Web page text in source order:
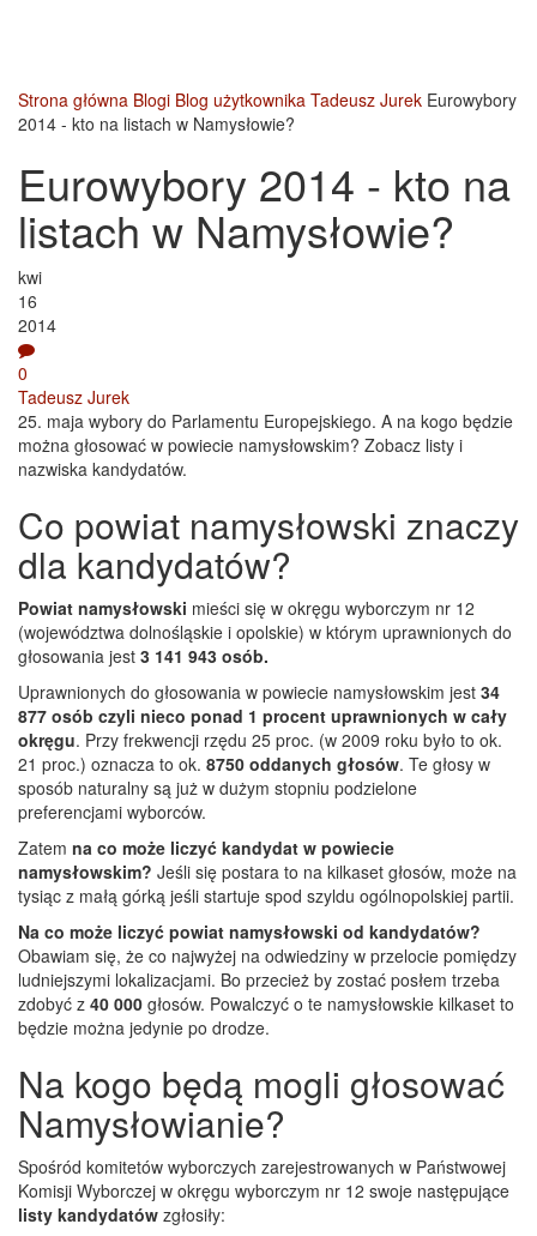
Strona główna Blogi Blog użytkownika Tadeusz Jurek Eurowybory
2014 - kto na listach w Namysłowie?
Eurowybory 2014 - kto na
listach w Namysłowie?
kwi
16
2014
0
Tadeusz Jurek
25. maja wybory do Parlamentu Europejskiego. A na kogo będzie
można głosować w powiecie namysłowskim? Zobacz listy i
nazwiska kandydatów.
Co powiat namysłowski znaczy
dla kandydatów?
Powiat namysłowski mieści się w okręgu wyborczym nr 12
(województwa dolnośląskie i opolskie) w którym uprawnionych do
głosowania jest 3 141 943 osób.
Uprawnionych do głosowania w powiecie namysłowskim jest 34
877 osób czyli nieco ponad 1 procent uprawnionych w cały
okręgu. Przy frekwencji rzędu 25 proc. (w 2009 roku było to ok.
21 proc.) oznacza to ok. 8750 oddanych głosów. Te głosy w
sposób naturalny są już w dużym stopniu podzielone
preferencjami wyborców.
Zatem na co może liczyć kandydat w powiecie
namysłowskim? Jeśli się postara to na kilkaset głosów, może na
tysiąc z małą górką jeśli startuje spod szyldu ogólnopolskiej partii.
Na co może liczyć powiat namysłowski od kandydatów?
Obawiam się, że co najwyżej na odwiedziny w przelocie pomiędzy
ludniejszymi lokalizacjami. Bo przecież by zostać posłem trzeba
zdobyć z 40 000 głosów. Powalczyć o te namysłowskie kilkaset to
będzie można jedynie po drodze.
Na kogo będą mogli głosować
Namysłowianie?
Spośród komitetów wyborczych zarejestrowanych w Państwowej
Komisji Wyborczej w okręgu wyborczym nr 12 swoje następujące
listy kandydatów zgłosiły: